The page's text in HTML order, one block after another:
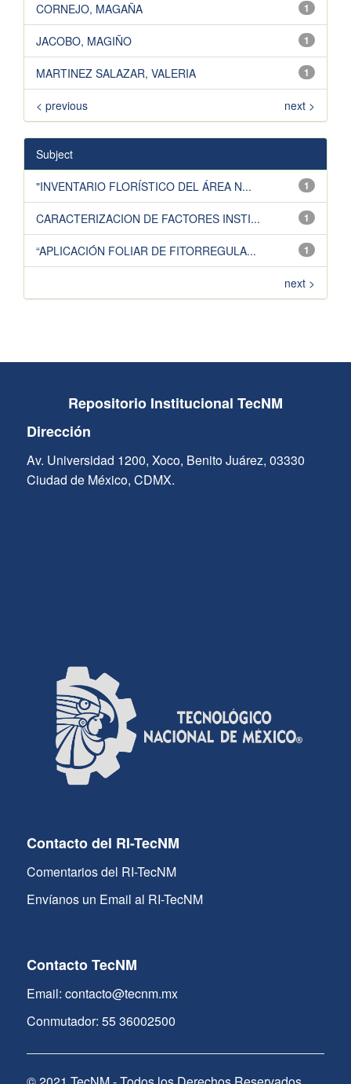
1
CORNEJO, MAGAÑA
1
JACOBO, MAGIÑO
1
MARTINEZ SALAZAR, VALERIA
< previous next >
Subject
1
"INVENTARIO FLORÍSTICO DEL ÁREA N...
1
CARACTERIZACION DE FACTORES INSTI...
1
“APLICACIÓN FOLIAR DE FITORREGULA...
next >
Repositorio Institucional TecNM
Dirección
Av. Universidad 1200, Xoco, Benito Juárez, 03330
Ciudad de México, CDMX.
Contacto del RI-TecNM
Comentarios del RI-TecNM
Envíanos un Email al RI-TecNM
Contacto TecNM
Email: contacto@tecnm.mx
Conmutador: 55 36002500